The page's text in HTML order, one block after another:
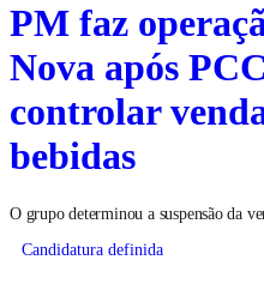
PM faz
Nova após
controlar
bebidas
O grupo determinou a suspensão da
Candidatura definida